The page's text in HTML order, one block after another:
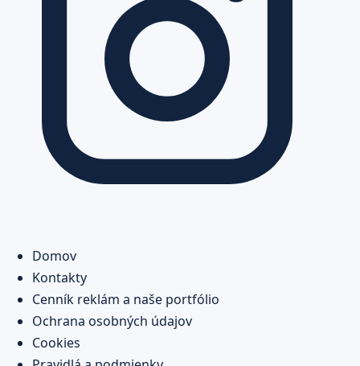
Domov
Kontakty
Cenník reklám a naše portfólio
Ochrana osobných údajov
Cookies